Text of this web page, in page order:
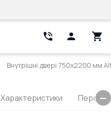
Внутрішні двері 750x2200 мм
Характеристики